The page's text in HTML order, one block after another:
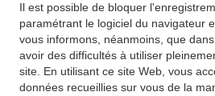
Il est possible de bloquer
paramétrant le logiciel du navigateur
vous informons, néanmoins, que
avoir des difficultés à utiliser
site. En utilisant ce site Web, vous
données recueillies sur vous de la